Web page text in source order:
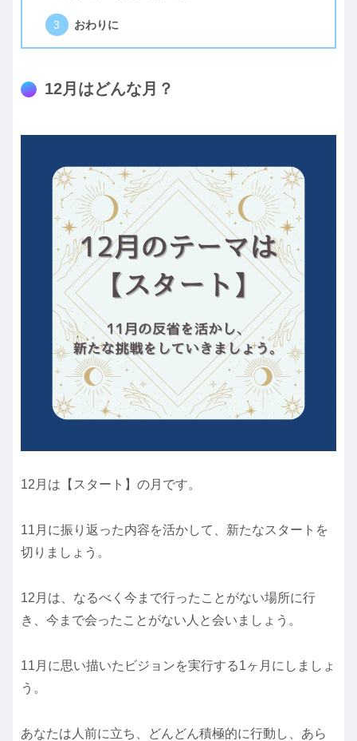
おわりに
12月はどんな月？
12月は【スタート】の月です。
11月に振り返った内容を活かして、新たなスタートを
切りましょう。
12月は、なるべく今まで行ったことがない場所に行
き、今まで会ったことがない人と会いましょう。
11月に思い描いたビジョンを実行する1ヶ月にしましょ
う。
あなたは人前に立ち、どんどん積極的に行動し、あら